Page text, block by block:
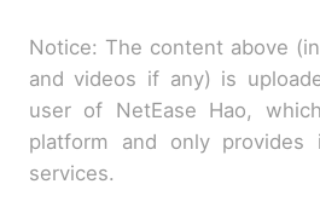
Notice: The content above
and videos if any) is
user of NetEase Hao,
platform and only provides
services.